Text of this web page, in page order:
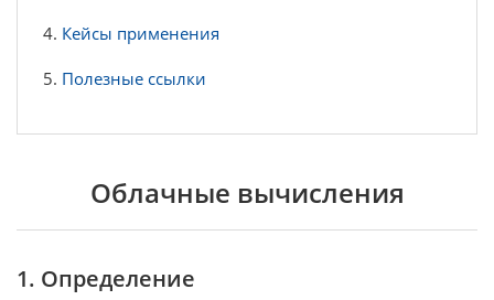
Кейсы применения
Полезные ссылки
Облачные вычисления
1. Определение